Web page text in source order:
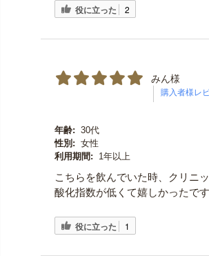
役に立った 2
みん様
年齢: 30代
性別: 女性
利用期間:
1年以上
こちらを飲んでいた時、クリニ
酸化指数が低くて嬉しかったです
役に立った 1